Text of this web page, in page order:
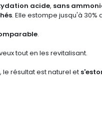
acide, sans
. Elle estompe jusqu'à 30%
.
tout en les revitalisant.
, le résultat est naturel et